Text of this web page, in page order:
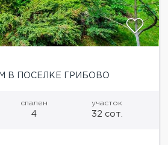
В ПОСЕЛКЕ ГРИБОВО
спален
4
участок
32 сот.